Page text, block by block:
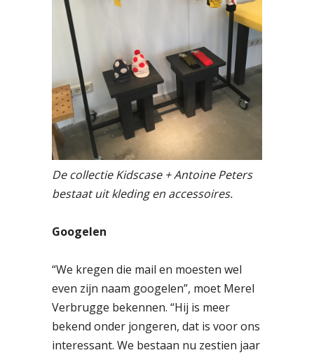
De collectie Kidscase + Antoine Peters
bestaat uit kleding en accessoires.
Googelen
“We kregen die mail en moesten wel
even zijn naam googelen”, moet Merel
Verbrugge bekennen. “Hij is meer
bekend onder jongeren, dat is voor ons
interessant. We bestaan nu zestien jaar